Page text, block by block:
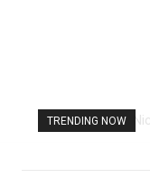
TRENDING NOW